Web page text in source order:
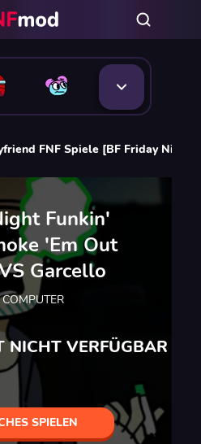
FNF Spiele [BF Friday Night
Funkin'
'Em Out
Garcello
NICHT VERFÜGBAR
SPIELEN